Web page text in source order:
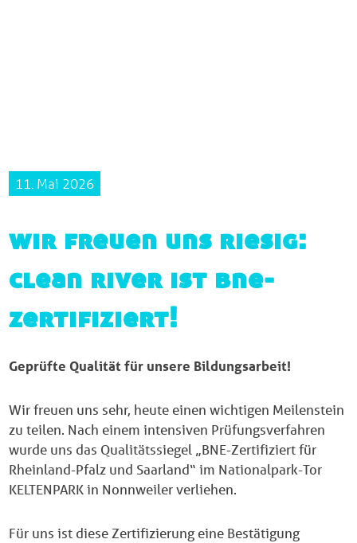
11. Mai 2026
wir freuen uns riesig:
clean river ist bne-
zertifiziert!
Geprüfte Qualität für unsere Bildungsarbeit!
Wir freuen uns sehr, heute einen wichtigen Meilenstein
zu teilen. Nach einem intensiven Prüfungsverfahren
wurde uns das Qualitätssiegel „BNE-Zertifiziert für
Rheinland-Pfalz und Saarland“ im Nationalpark-Tor
KELTENPARK in Nonnweiler verliehen.
Für uns ist diese Zertifizierung eine Bestätigung